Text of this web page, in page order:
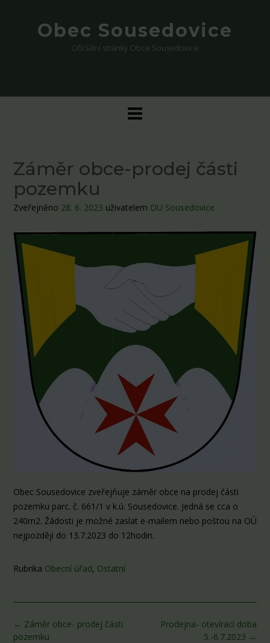
Obec Sousedovice
Oficiální stránky Obce Sousedovice
Záměr obce-prodej části
pozemku
Zveřejněno 28. 6. 2023 uživatelem OU Sousedovice
Obec Sousedovice zveřejňuje záměr obce na prodej části
pozemku parc. č. 661/1 v k.ú. Sousedovice. Jedná se cca o
240m2. Žádosti je možné zaslat e-mailem nebo poštou na OÚ
nejpozději do 13.7.2023 do 12hodin.
Rubrika Obecní úřad, Ostatní
Post
navigation
Prodejna- otevírací doba
5.-6.7.2023 →
← Záměr obce- prodej části
pozemku